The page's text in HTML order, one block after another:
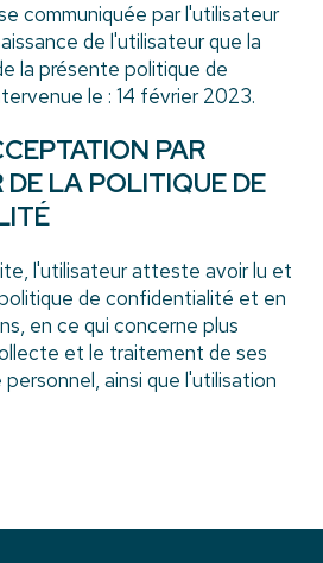
communiquée par l'utilisateur
de l'utilisateur que la
la présente politique de
le : 14 février 2023.
PAR
LA POLITIQUE DE
l'utilisateur atteste avoir lu et
de confidentialité et en
en ce qui concerne plus
et le traitement de ses
ainsi que l'utilisation